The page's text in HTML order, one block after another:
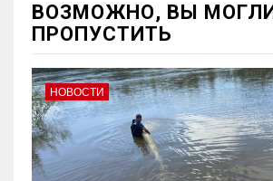
ВОЗМОЖНО, ВЫ
ПРОПУСТИТЬ
НОВОСТИ